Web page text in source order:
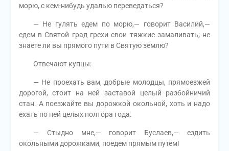
морю, с кем-нибудь удалью переведаться?
— Не гулять едем по морю,— говорит Василий,—
едем в Святой град грехи свои тяжкие замаливать; не
знаете ли вы прямого пути в Святую землю?
Отвечают купцы:
— Не проехать вам, добрые молодцы, прямоезжей
дорогой, стоит на ней заставой целый разбойничий
стан. А поезжайте вы дорожкой окольной, хоть и надо
ехать по ней целых полтора года.
— Стыдно мне,— говорит Буслаев,— ездить
окольными дорожками, поедем прямым путем!